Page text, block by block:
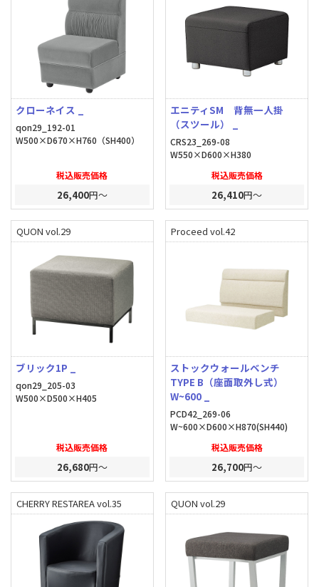
クローネイス _
qon29_192-01
W500×D670×H760（SH400）
税込販売価格
26,400円～
エニティSM 背無一人掛
（スツール） _
CRS23_269-08
W550×D600×H380
税込販売価格
26,410円～
QUON vol.29
ブリック1P _
qon29_205-03
W500×D500×H405
税込販売価格
26,680円～
Proceed vol.42
ストックウォールベンチ
TYPE B（座面取外し式）
W~600 _
PCD42_269-06
W~600×D600×H870(SH440)
税込販売価格
26,700円～
CHERRY RESTAREA vol.35 QUON vol.29